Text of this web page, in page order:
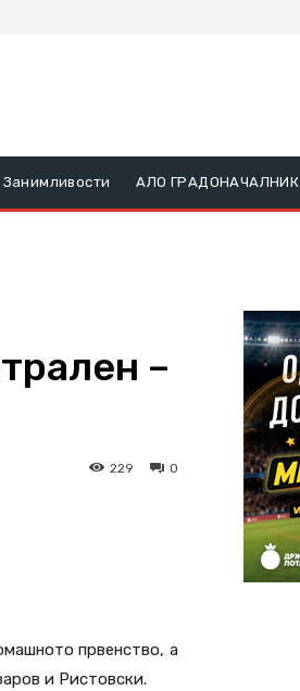
Занимливости АЛО ГРАДОНАЧАЛНИК
–
0
229
првенство, а
и Ристовски.